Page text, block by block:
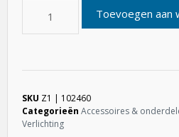
Toevoegen aan
SKU Z1 | 102460
Categorieën Accessoires &
Verlichting